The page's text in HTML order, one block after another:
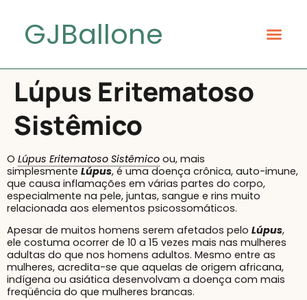
GJBallone
Lúpus Eritematoso
Sistêmico
O Lúpus Eritematoso Sistêmico ou, mais
simplesmente Lúpus, é uma doença crônica, auto-imune,
que causa inflamações em várias partes do corpo,
especialmente na pele, juntas, sangue e rins muito
relacionada aos elementos psicossomáticos.
Apesar de muitos homens serem afetados pelo Lúpus,
ele costuma ocorrer de 10 a 15 vezes mais nas mulheres
adultas do que nos homens adultos. Mesmo entre as
mulheres, acredita-se que aquelas de origem africana,
indígena ou asiática desenvolvam a doença com mais
freqüência do que mulheres brancas.